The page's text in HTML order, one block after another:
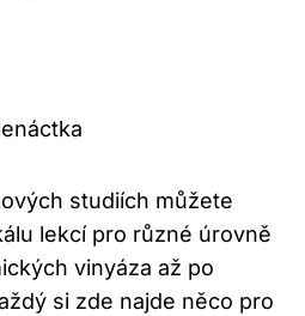
studiích můžete
lekcí pro různé úrovně
vinyáza až po
si zde najde něco pro